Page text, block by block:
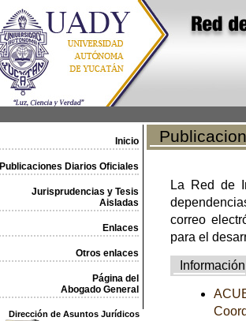
Inicio
Publicaciones Diarios Oficiales
Jurisprudencias y Tesis
Aisladas
Enlaces
Otros enlaces
Página del
Abogado General
Dirección de Asuntos Jurídicos
La Red de
correo
para el
Información